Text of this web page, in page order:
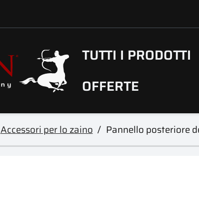
TUTTI I PRODOTTI
OFFERTE
Accessori per lo zaino Pannello posteriore